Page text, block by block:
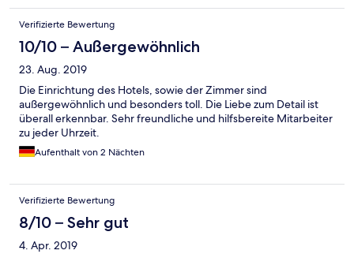
Verifizierte Bewertung
10/10 – Außergewöhnlich
23. Aug. 2019
Die Einrichtung des Hotels, sowie der Zimmer sind
außergewöhnlich und besonders toll. Die Liebe zum Detail ist
überall erkennbar. Sehr freundliche und hilfsbereite Mitarbeiter
zu jeder Uhrzeit.
Aufenthalt von 2 Nächten
Verifizierte Bewertung
8/10 – Sehr gut
4. Apr. 2019